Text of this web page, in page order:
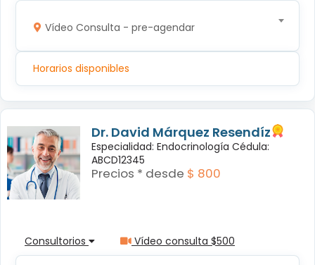
Vídeo Consulta - pre-agendar
Horarios disponibles
Dr. David Márquez Resendíz
Especialidad: Endocrinología Cédula:
ABCD12345
Precios * desde $ 800
Consultorios Vídeo consulta $500